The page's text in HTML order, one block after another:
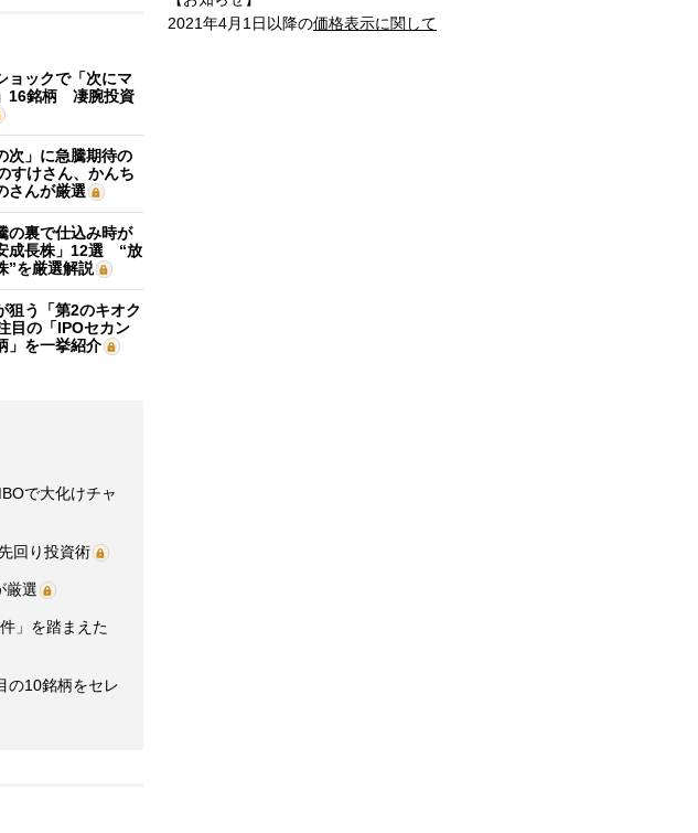
ョックで「次にマ
16銘柄 凄腕投資
次」に急騰期待の
けさん、かんち
さんが厳選
の裏で仕込み時が
成長株」12選 “放
”を厳選解説
狙う「第2のキオク
目の「IPOセカン
」を一挙紹介
で大化けチャ
回り投資術
厳選
」を踏まえた
の10銘柄をセレ
2021年4月1日以降の価格表示に関して